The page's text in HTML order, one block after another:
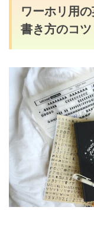
ワーホリ用
書き方のコツ